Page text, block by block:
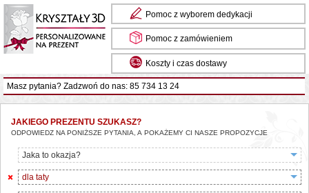
Pomoc z wyborem dedykacji
Pomoc z zamówieniem
Koszty i czas dostawy
Masz pytania? Zadzwoń do nas: 85 734 13 24
JAKIEGO PREZENTU SZUKASZ?
ODPOWIEDZ NA PONIŻSZE PYTANIA, A POKAŻEMY CI NASZE PROPOZYCJE
Jaka to okazja?
dla taty